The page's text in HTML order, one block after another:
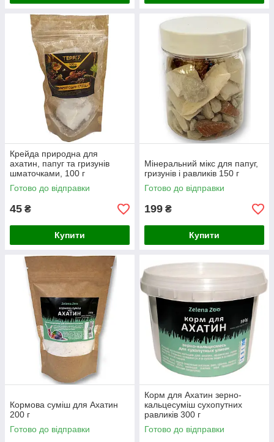
Крейда природна для
ахатин, папуг та гризунів
шматочками, 100 г
Готово до відправки
45 ₴
Купити
Мінеральний мікс для папуг,
гризунів і равликів 150 г
Готово до відправки
199 ₴
Купити
Кормова суміш для Ахатин
200 г
Готово до відправки
Корм для Ахатин зерно-
кальцесуміш сухопутних
равликів 300 г
Готово до відправки